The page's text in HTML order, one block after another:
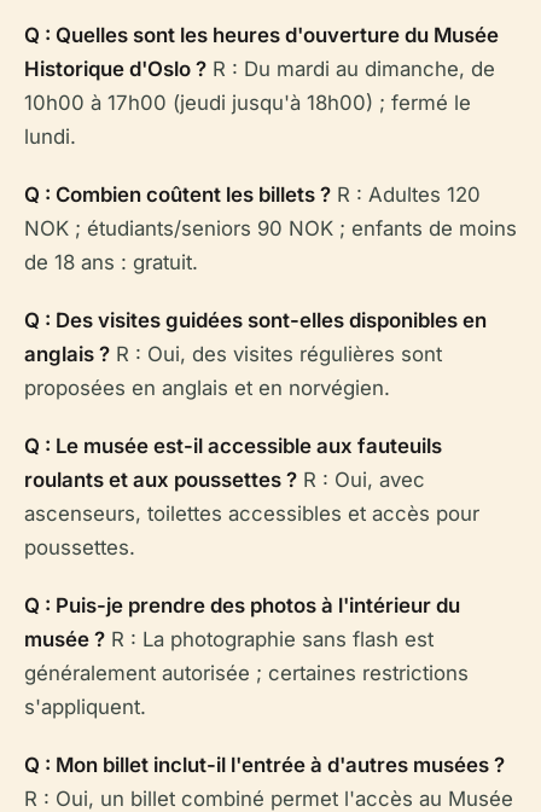
Q : Quelles sont les heures d'ouverture du Musée
Historique d'Oslo ? R : Du mardi au dimanche, de
10h00 à 17h00 (jeudi jusqu'à 18h00) ; fermé le
lundi.
Q : Combien coûtent les billets ? R : Adultes 120
NOK ; étudiants/seniors 90 NOK ; enfants de moins
de 18 ans : gratuit.
Q : Des visites guidées sont-elles disponibles en
anglais ? R : Oui, des visites régulières sont
proposées en anglais et en norvégien.
Q : Le musée est-il accessible aux fauteuils
roulants et aux poussettes ? R : Oui, avec
ascenseurs, toilettes accessibles et accès pour
poussettes.
Q : Puis-je prendre des photos à l'intérieur du
musée ? R : La photographie sans flash est
généralement autorisée ; certaines restrictions
s'appliquent.
Q : Mon billet inclut-il l'entrée à d'autres musées ?
R : Oui, un billet combiné permet l'accès au Musée